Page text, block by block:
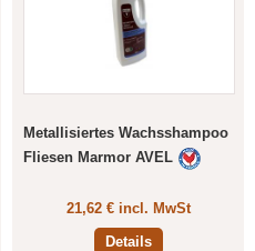
Metallisiertes Wachsshampoo
Fliesen Marmor AVEL
21,62 € incl. MwSt
Details